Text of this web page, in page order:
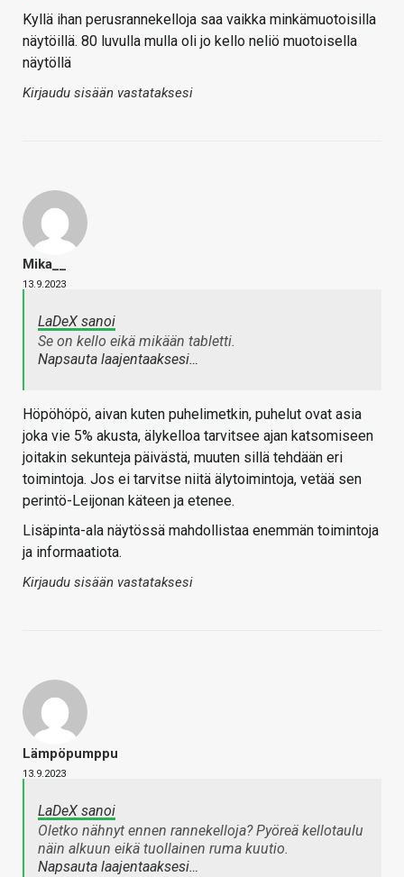
Kyllä ihan perusrannekelloja saa vaikka minkämuotoisilla
näytöillä. 80 luvulla mulla oli jo kello neliö muotoisella
näytöllä
Kirjaudu sisään vastataksesi
Mika__
13.9.2023
LaDeX sanoi
Se on kello eikä mikään tabletti.
Napsauta laajentaaksesi…
Höpöhöpö, aivan kuten puhelimetkin, puhelut ovat asia
joka vie 5% akusta, älykelloa tarvitsee ajan katsomiseen
joitakin sekunteja päivästä, muuten sillä tehdään eri
toimintoja. Jos ei tarvitse niitä älytoimintoja, vetää sen
perintö-Leijonan käteen ja etenee.
Lisäpinta-ala näytössä mahdollistaa enemmän toimintoja
ja informaatiota.
Kirjaudu sisään vastataksesi
Lämpöpumppu
13.9.2023
LaDeX sanoi
Oletko nähnyt ennen rannekelloja? Pyöreä kellotaulu
näin alkuun eikä tuollainen ruma kuutio.
Napsauta laajentaaksesi…